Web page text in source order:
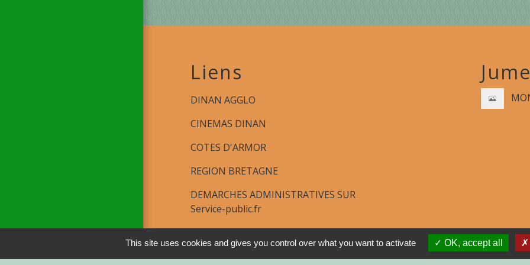
Liens
DINAN AGGLO
CINEMAS DINAN
COTES D'ARMOR
REGION BRETAGNE
DEMARCHES ADMINISTRATIVES SUR
Service-public.fr
Mentions légales - Politique de confidentialité - Accessibilité -
This site uses cookies and gives you control over what you want to activate OK, accept all